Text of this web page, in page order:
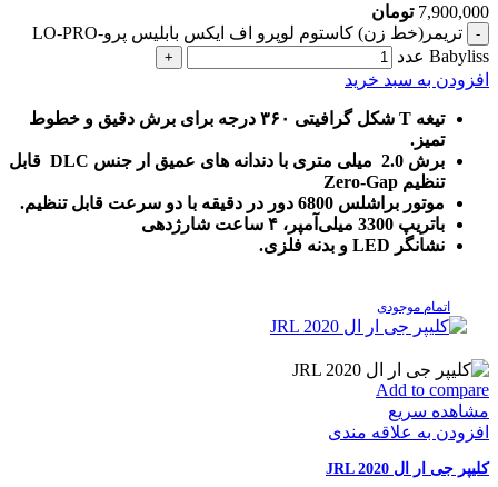
7,900,000 تومان
تریمر(خط زن) کاستوم لوپرو اف ایکس بابلیس پرو-LO-PRO
Babyliss عدد
افزودن به سبد خرید
تیغه T شکل گرافیتی ۳۶۰ درجه برای برش دقیق و خطوط
تمیز.
برش 2.0 میلی متری با دندانه های عمیق ار جنس DLC قابل
تنظیم Zero-Gap
موتور براشلس 6800 دور در دقیقه با دو سرعت قابل تنظیم.
باتریپ 3300 میلی‌آمپر، ۴ ساعت شارژدهی
نشانگر LED و بدنه فلزی.
اتمام موجودی
Add to compare
مشاهده سریع
افزودن به علاقه مندی
کلیپر جی ار ال JRL 2020